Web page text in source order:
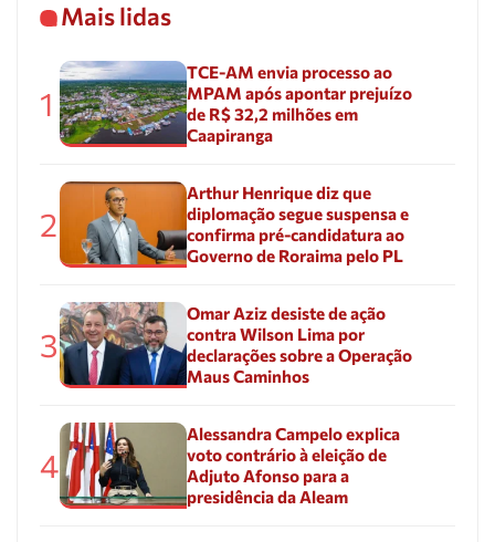
Mais lidas
1
TCE-AM envia processo ao
MPAM após apontar prejuízo
de R$ 32,2 milhões em
Caapiranga
2
Arthur Henrique diz que
diplomação segue suspensa e
confirma pré-candidatura ao
Governo de Roraima pelo PL
3
Omar Aziz desiste de ação
contra Wilson Lima por
declarações sobre a Operação
Maus Caminhos
4
Alessandra Campelo explica
voto contrário à eleição de
Adjuto Afonso para a
presidência da Aleam